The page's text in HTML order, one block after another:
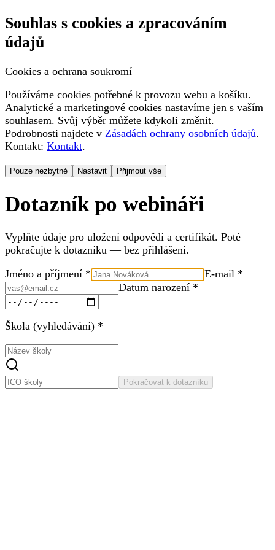
Souhlas s cookies a zpracováním
údajů
Cookies a ochrana soukromí
Používáme cookies potřebné k provozu webu a košíku.
Analytické a marketingové cookies nastavíme jen s vaším
souhlasem. Svůj výběr můžete kdykoli změnit.
Podrobnosti najdete v Zásadách ochrany osobních údajů.
Kontakt: Kontakt.
Pouze nezbytné Nastavit Přijmout vše
Dotazník po webináři
Vyplňte údaje pro uložení odpovědí a certifikát. Poté
pokračujte k dotazníku — bez přihlášení.
Jméno a příjmení *
E-mail *
Datum narození *
Škola (vyhledávání) *
Pokračovat k dotazníku